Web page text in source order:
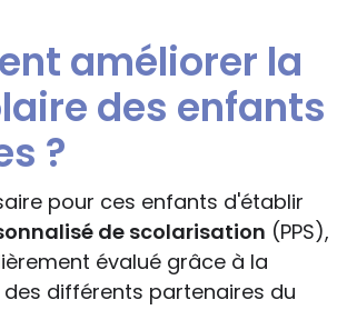
améliorer la
des enfants
?
pour ces enfants d'établir
de scolarisation (PPS),
évalué grâce à la
différents partenaires du